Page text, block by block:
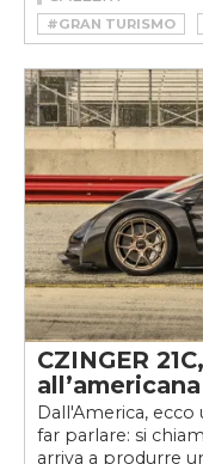
#GRAN TURISMO
#IBRIDO
#KOENIGSEGG
CZINGER
all’americana
Dall'America,
far parlare: si
arriva a produrre